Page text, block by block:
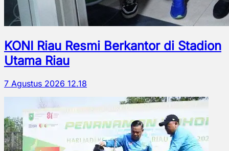
KONI Riau Resmi Berkantor di Stadion
Utama Riau
7 Agustus 2026 12.18